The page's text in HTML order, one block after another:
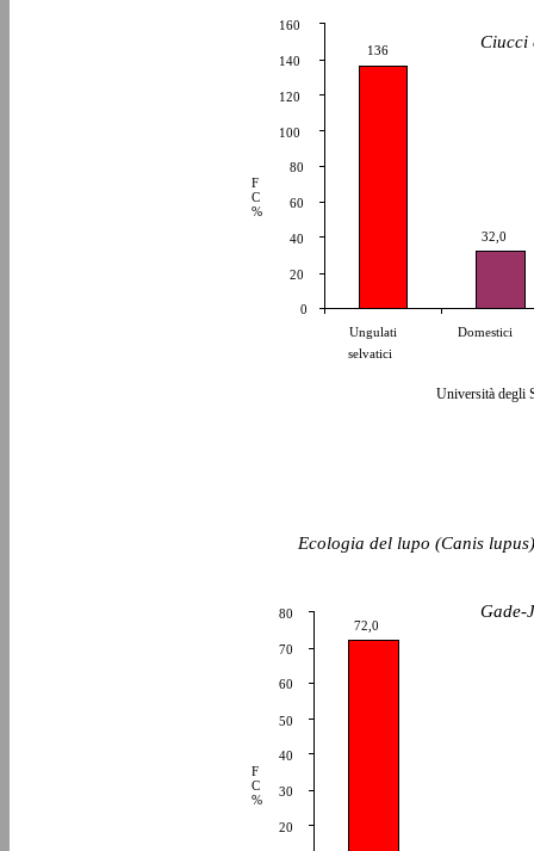
Università degli
32,0
136
0
20
40
60
80
100
120
140
160
Ungulati
selvatici
Domestici
F
C
%
Ciucci
Ecologia del lupo (Canis
Gade-
72,0
20
30
40
50
60
70
80
F
C
%